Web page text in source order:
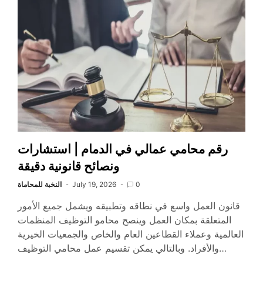
رقم محامي عمالي في الدمام | استشارات
ونصائح قانونية دقيقة
النخبة للمحاماة July 19, 2026 0
قانون العمل واسع في نطاقه وتطبيقه ويشمل جميع الأمور
المتعلقة بمكان العمل وينصح محامو التوظيف المنظمات
العالمية وعملاء القطاعين العام والخاص والجمعيات الخيرية
والأفراد. وبالتالي يمكن تقسيم عمل محامي التوظيف…